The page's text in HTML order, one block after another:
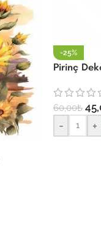
-25%
Pirinç
60,00₺
- +